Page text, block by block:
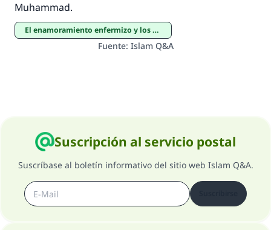
Muhammad.
El enamoramiento enfermizo y los primeros pasos hacia el adulterio
Fuente: Islam Q&A
Suscripción al servicio postal
Suscríbase al boletín informativo del sitio web Islam Q&A.